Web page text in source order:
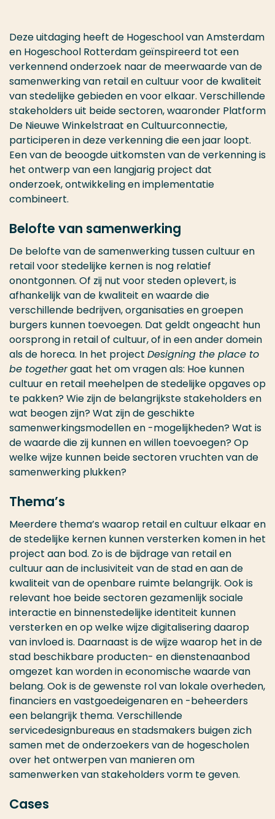
Deze uitdaging heeft de Hogeschool van Amsterdam
en Hogeschool Rotterdam geïnspireerd tot een
verkennend onderzoek naar de meerwaarde van de
samenwerking van retail en cultuur voor de kwaliteit
van stedelijke gebieden en voor elkaar. Verschillende
stakeholders uit beide sectoren, waaronder Platform
De Nieuwe Winkelstraat en Cultuurconnectie,
participeren in deze verkenning die een jaar loopt.
Een van de beoogde uitkomsten van de verkenning is
het ontwerp van een langjarig project dat
onderzoek, ontwikkeling en implementatie
combineert.
Belofte van samenwerking
De belofte van de samenwerking tussen cultuur en
retail voor stedelijke kernen is nog relatief
onontgonnen. Of zij nut voor steden oplevert, is
afhankelijk van de kwaliteit en waarde die
verschillende bedrijven, organisaties en groepen
burgers kunnen toevoegen. Dat geldt ongeacht hun
oorsprong in retail of cultuur, of in een ander domein
als de horeca. In het project Designing the place to
be togethergaat het om vragen als: Hoe kunnen
cultuur en retail meehelpen de stedelijke opgaves op
te pakken? Wie zijn de belangrijkste stakeholders en
wat beogen zijn? Wat zijn de geschikte
samenwerkingsmodellen en -mogelijkheden? Wat is
de waarde die zij kunnen en willen toevoegen? Op
welke wijze kunnen beide sectoren vruchten van de
samenwerking plukken?
Thema’s
Meerdere thema’s waarop retail en cultuur elkaar en
de stedelijke kernen kunnen versterken komen in het
project aan bod. Zo is de bijdrage van retail en
cultuur aan de inclusiviteit van de stad en aan de
kwaliteit van de openbare ruimte belangrijk. Ook is
relevant hoe beide sectoren gezamenlijk sociale
interactie en binnenstedelijke identiteit kunnen
versterken en op welke wijze digitalisering daarop
van invloed is. Daarnaast is de wijze waarop het in de
stad beschikbare producten- en dienstenaanbod
omgezet kan worden in economische waarde van
belang. Ook is de gewenste rol van lokale overheden,
financiers en vastgoedeigenaren en -beheerders
een belangrijk thema. Verschillende
servicedesignbureaus en stadsmakers buigen zich
samen met de onderzoekers van de hogescholen
over het ontwerpen van manieren om
samenwerken van stakeholders vorm te geven.
Cases